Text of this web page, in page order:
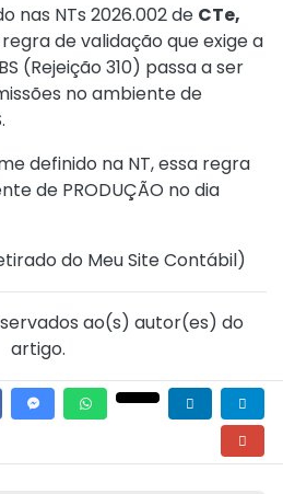
nas NTs 2026.002 de CTe,
de validação que exige a
(Rejeição 310) passa a ser
no ambiente de
definido na NT, essa regra
de PRODUÇÃO no dia
do Meu Site Contábil)
ao(s) autor(es) do
artigo.